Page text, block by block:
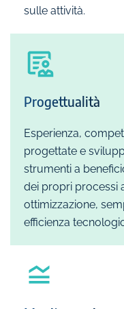
sulle attività.
Progettualità
Esperienza,
progettate e
strumenti a
dei propri processi
ottimizzazione,
efficienza